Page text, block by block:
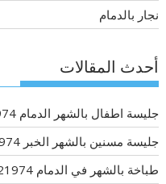
نجار بالدمام
أحدث المقالات
جليسة اطفال بالشهر الدمام 0545921974
جليسة مسنين بالشهر الخبر 0545921974
طباخة بالشهر في الدمام 0545921974